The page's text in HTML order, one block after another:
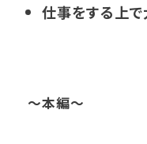
仕事をする上で
～本編～